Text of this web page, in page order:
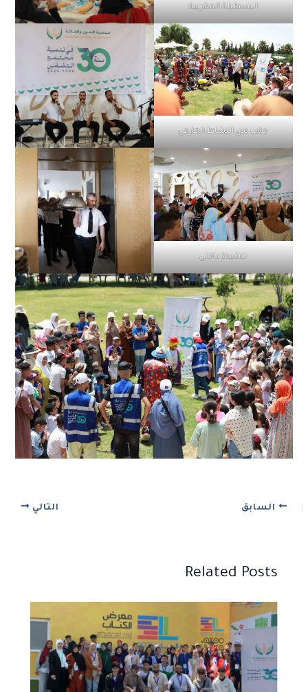
البسطيلة المغربية
جانب من النشاط الخارجي
تنشيط داخلي
السابق التالي
Related Posts